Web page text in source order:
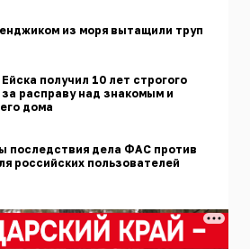
из моря вытащили труп
получил 10 лет строгого
расправу над знакомым и
дома
последствия дела ФАС против
российских пользователей